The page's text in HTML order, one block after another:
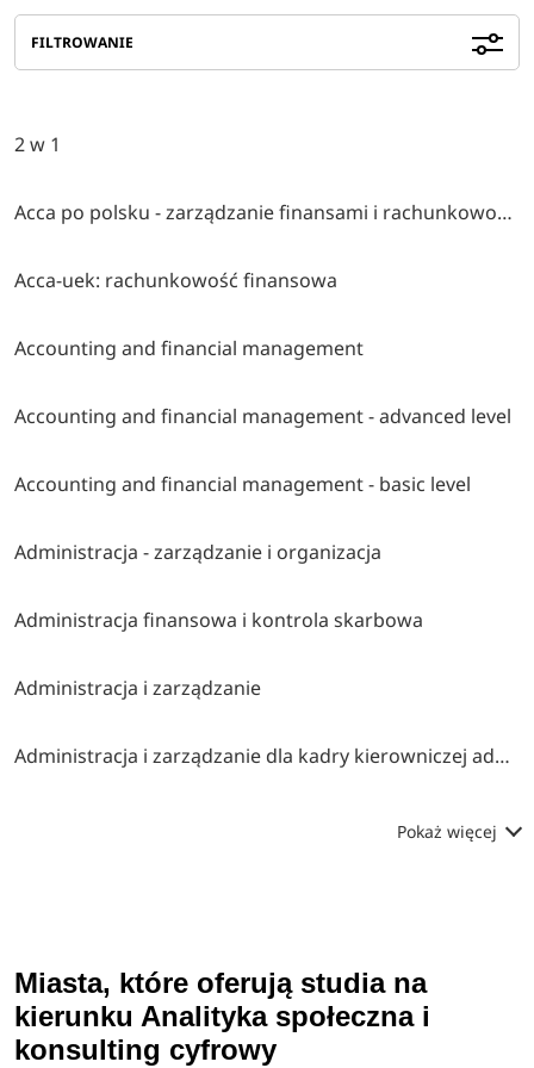
FILTROWANIE
2 w 1
Acca po polsku - zarządzanie finansami i rachunkowość w środowisku międzynarodowym
Acca-uek: rachunkowość finansowa
Accounting and financial management
Accounting and financial management - advanced level
Accounting and financial management - basic level
Administracja - zarządzanie i organizacja
Administracja finansowa i kontrola skarbowa
Administracja i zarządzanie
Administracja i zarządzanie dla kadry kierowniczej administracji publicznej
Pokaż więcej
Miasta, które oferują studia na
kierunku Analityka społeczna i
konsulting cyfrowy